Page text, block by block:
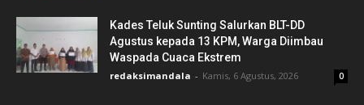
Kades Teluk Sunting Salurkan BLT-DD
Agustus kepada 13 KPM, Warga Diimbau
Waspada Cuaca Ekstrem
redaksimandala - Kamis, 6 Agustus, 2026 0